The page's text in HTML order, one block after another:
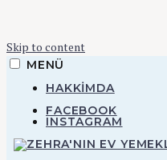
Skip to content
MENÜ
HAKKIMDA
FACEBOOK
INSTAGRAM